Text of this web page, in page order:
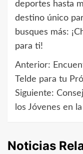
deportes hasta
destino único
busques más:
para ti!
de
entradas
Anterior:
Telde para tu
Siguiente:
los Jóvenes en
Noticias